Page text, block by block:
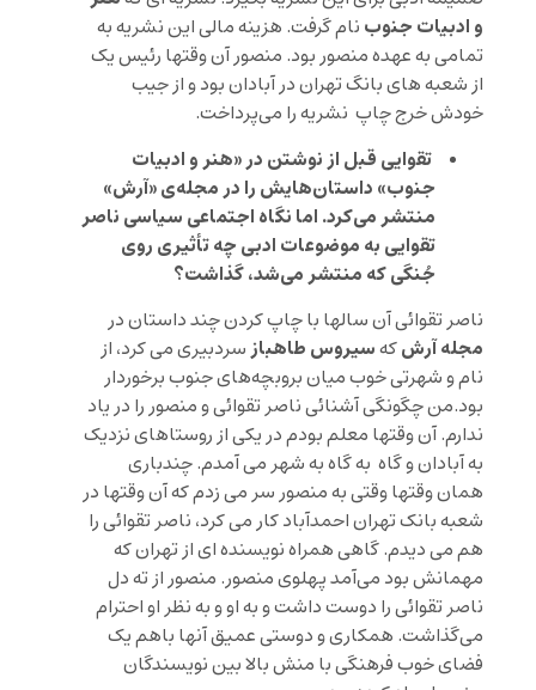
و ادبیات جنوب نام گرفت. هزینه مالی این نشریه به
تمامی به عهده منصور بود. منصور آن وقتها رئیس یک
از شعبه های بانگ تهران در آبادان بود و از جیب
خودش خرج چاپ نشریه را می‌پرداخت.
تقوایی قبل از نوشتن در «هنر و ادبیات
جنوب» داستان‌هایش را در مجله‌ی «آرش»
منتشر می‌کرد. اما نگاه اجتماعی سیاسی ناصر
تقوایی به موضوعات ادبی چه تأثیری روی
جُنگی که منتشر می‌شد، گذاشت؟
ناصر تقوائی آن سالها با چاپ کردن چند داستان در
مجله آرشکهسیروس طاهبازسردبیری می کرد، از
نام و شهرتی خوب میان بروبچه‌های جنوب برخوردار
بود.من چگونگی آشنائی ناصر تقوائی و منصور را در یاد
ندارم. آن وقتها معلم بودم در یکی از روستاهای نزدیک
به آبادان و گاه به گاه به شهر می آمدم. چندباری
همان وقتها وقتی به منصور سر می زدم که آن وقتها در
شعبه بانک تهران احمدآباد کار می کرد، ناصر تقوائی را
هم می دیدم. گاهی همراه نویسنده ای از تهران که
مهمانش بود می‌آمد پهلوی منصور. منصور از ته دل
ناصر تقوائی را دوست داشت و به او و به نظر او احترام
می‌گذاشت. همکاری و دوستی عمیق آنها باهم یک
فضای خوب فرهنگی با منش بالا بین نویسندگان